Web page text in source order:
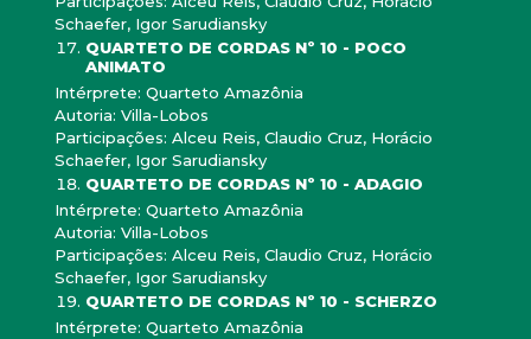
Schaefer, Igor Sarudiansky
QUARTETO DE CORDAS Nº 10 - POCO
ANIMATO
Intérprete: Quarteto Amazônia
Autoria: Villa-Lobos
Participações: Alceu Reis, Claudio Cruz, Horácio
Schaefer, Igor Sarudiansky
QUARTETO DE CORDAS Nº 10 - ADAGIO
Intérprete: Quarteto Amazônia
Autoria: Villa-Lobos
Participações: Alceu Reis, Claudio Cruz, Horácio
Schaefer, Igor Sarudiansky
QUARTETO DE CORDAS Nº 10 - SCHERZO
Intérprete: Quarteto Amazônia